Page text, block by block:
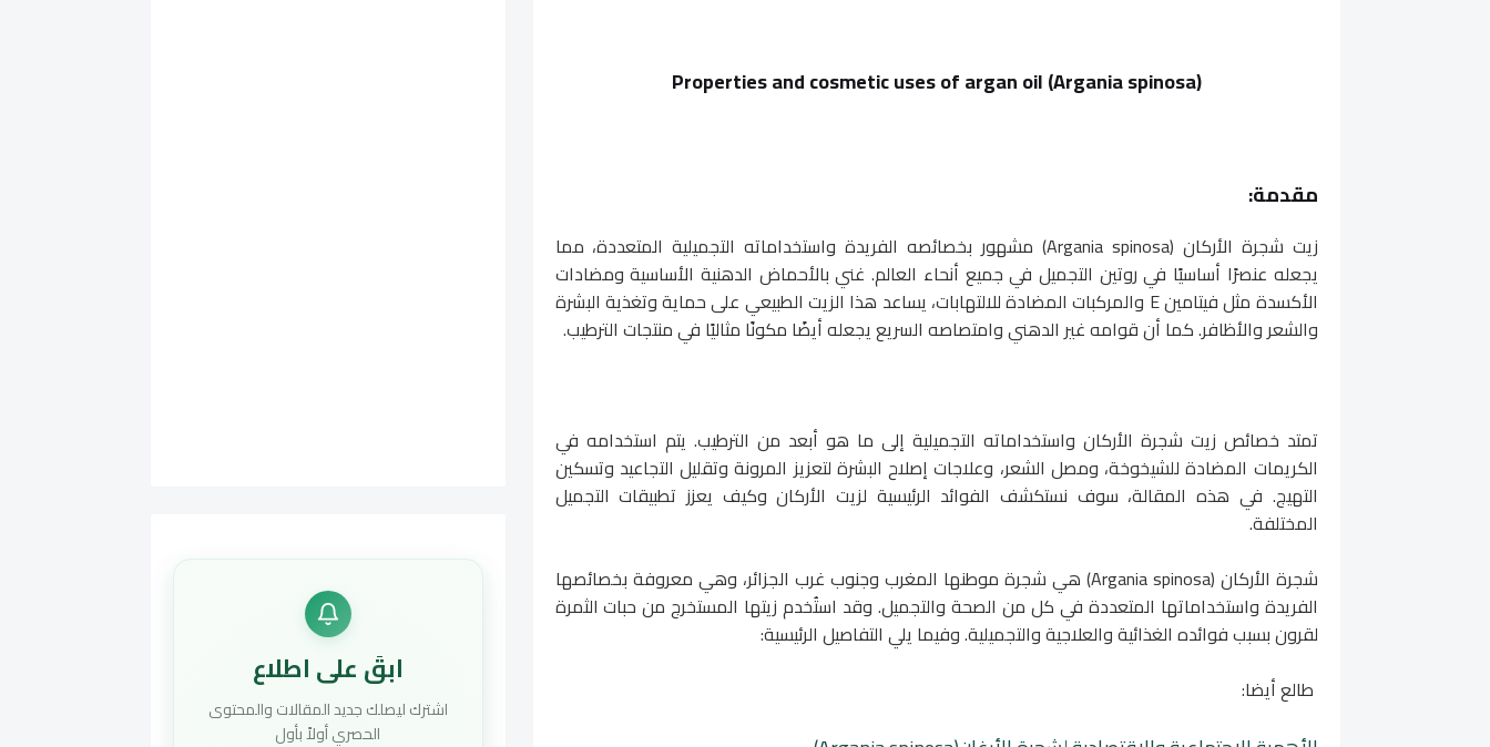
Properties and cosmetic uses of argan oil (Argania spinosa)
مقدمة:
زيت شجرة الأركان (Argania spinosa) مشهور بخصائصه الفريدة واستخداماته التجميلية المتعددة، مما
يجعله عنصرًا أساسيًا في روتين التجميل في جميع أنحاء العالم. غني بالأحماض الدهنية الأساسية ومضادات
الأكسدة مثل فيتامين E والمركبات المضادة للالتهابات، يساعد هذا الزيت الطبيعي على حماية وتغذية البشرة
والشعر والأظافر. كما أن قوامه غير الدهني وامتصاصه السريع يجعله أيضًا مكونًا مثاليًا في منتجات الترطيب.
تمتد خصائص زيت شجرة الأركان واستخداماته التجميلية إلى ما هو أبعد من الترطيب. يتم استخدامه في
الكريمات المضادة للشيخوخة، ومصل الشعر، وعلاجات إصلاح البشرة لتعزيز المرونة وتقليل التجاعيد وتسكين
التهيج. في هذه المقالة، سوف نستكشف الفوائد الرئيسية لزيت الأركان وكيف يعزز تطبيقات التجميل
المختلفة.
شجرة الأركان (Argania spinosa) هي شجرة موطنها المغرب وجنوب غرب الجزائر، وهي معروفة بخصائصها
الفريدة واستخداماتها المتعددة في كل من الصحة والتجميل. وقد استُخدم زيتها المستخرج من حبات الثمرة
لقرون بسبب فوائده الغذائية والعلاجية والتجميلية. وفيما يلي التفاصيل الرئيسية:
طالع أيضا:
ابقَ على اطلاع
اشترك ليصلك جديد المقالات والمحتوى
الحصري أولاً بأول